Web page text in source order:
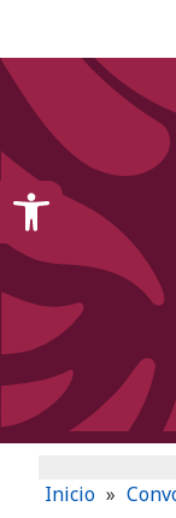
Inicio »
Open toolbar